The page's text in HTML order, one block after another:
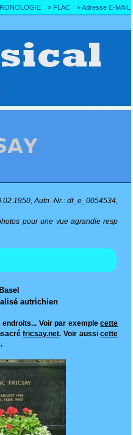
» FLAC » Adresse E-MAIL
Aufn.-Nr.: df_e_0054534,
pour une vue agrandie resp
autrichien
Voir par exemplecette
fricsay.net . Voir aussicette